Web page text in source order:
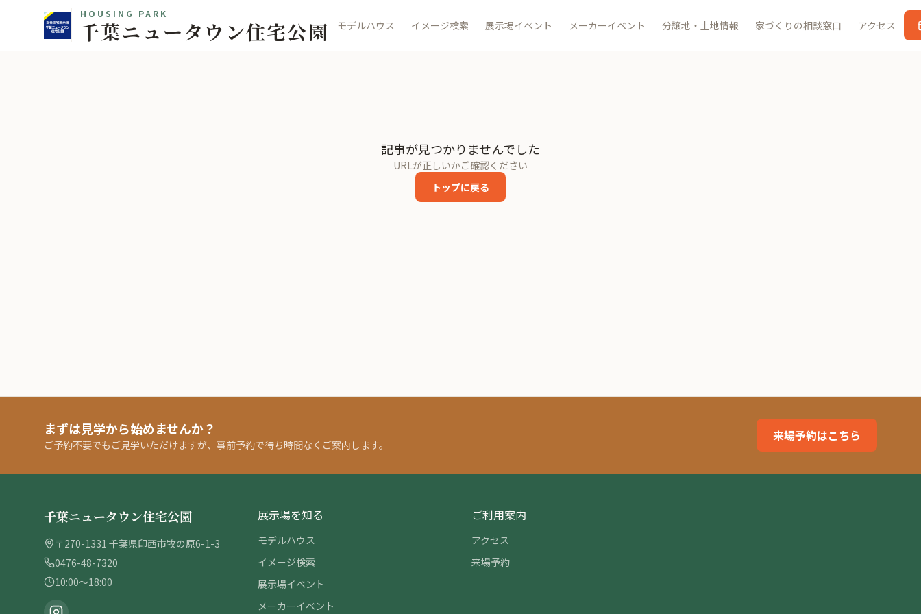
HOUSING PARK
千葉ニュータウン住宅公園 モデルハウス イメージ検索 展示場イベント メーカーイベント 分譲地・土地情報 家づくりの相談窓口 アクセス
記事が見つかりませんでした
URLが正しいかご確認ください
トップに戻る
まずは見学から始めませんか？
ご予約不要でもご見学いただけますが、事前予約で待ち時間なくご案内します。
来場予約はこちら
千葉ニュータウン住宅公園
〒270-1331 千葉県印西市牧の原6-1-3
0476-48-7320
10:00〜18:00
展示場を知る
モデルハウス
イメージ検索
展示場イベント
メーカーイベント
ご利用案内
アクセス
来場予約